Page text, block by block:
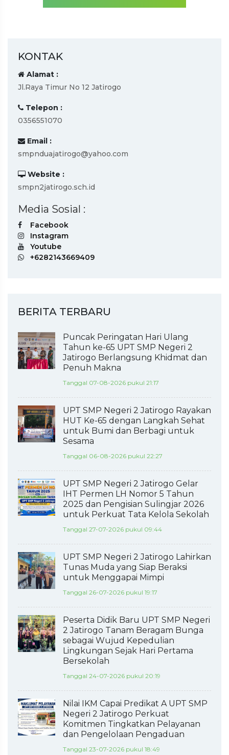
KONTAK
Alamat :
Jl.Raya Timur No 12 Jatirogo
Telepon :
0356551070
Email :
smpnduajatirogo@yahoo.com
Website :
smpn2jatirogo.sch.id
Media Sosial :
Facebook
Instagram
Youtube
+6282143669409
BERITA TERBARU
Puncak Peringatan Hari Ulang
Tahun ke-65 UPT SMP Negeri 2
Jatirogo Berlangsung Khidmat dan
Penuh Makna
Tanggal 07-08-2026 pukul 21:17
UPT SMP Negeri 2 Jatirogo Rayakan
HUT Ke-65 dengan Langkah Sehat
untuk Bumi dan Berbagi untuk
Sesama
Tanggal 06-08-2026 pukul 22:27
UPT SMP Negeri 2 Jatirogo Gelar
IHT Permen LH Nomor 5 Tahun
2025 dan Pengisian Sulingjar 2026
untuk Perkuat Tata Kelola Sekolah
Tanggal 27-07-2026 pukul 09:44
UPT SMP Negeri 2 Jatirogo Lahirkan
Tunas Muda yang Siap Beraksi
untuk Menggapai Mimpi
Tanggal 26-07-2026 pukul 19:17
Peserta Didik Baru UPT SMP Negeri
2 Jatirogo Tanam Beragam Bunga
sebagai Wujud Kepedulian
Lingkungan Sejak Hari Pertama
Bersekolah
Tanggal 24-07-2026 pukul 20:19
Nilai IKM Capai Predikat A UPT SMP
Negeri 2 Jatirogo Perkuat
Komitmen Tingkatkan Pelayanan
dan Pengelolaan Pengaduan
Tanggal 23-07-2026 pukul 18:49